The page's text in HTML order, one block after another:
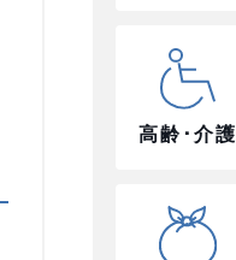
高齢･介護